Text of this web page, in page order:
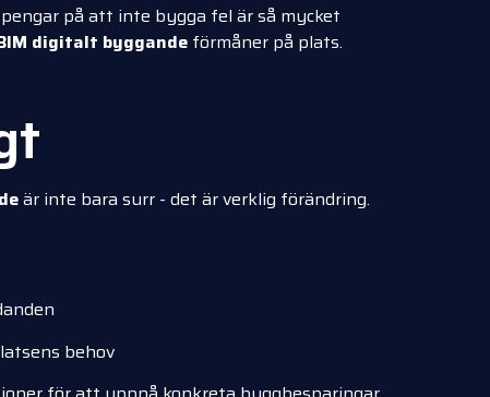
på att inte bygga fel är så mycket
digitalt byggande förmåner på plats.
är inte bara surr - det är verklig förändring.
behov